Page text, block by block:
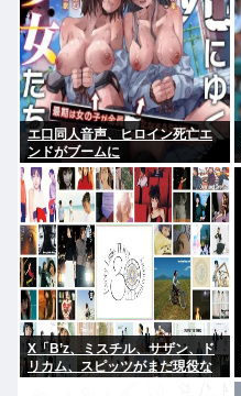
エ口同人音声、ヒロイン死亡エ
ンドがブームに
X「B’z、ミスチル、サザン、ド
リカム、スピッツがまだ現役な